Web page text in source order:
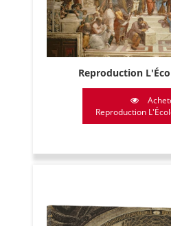
Reproduction
Reproduction